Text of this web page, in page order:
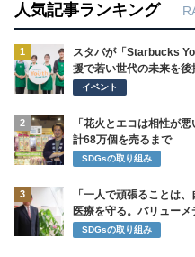
人気記事ランキング
1
スタバが「Starbucks
援で若い世代の未来を後
イベント
2
「花火とエコは相性が
計68万個を売るまで
SDGsの取り組み
3
「一人で頑張ることは
医療を守る。バリュー
SDGsの取り組み